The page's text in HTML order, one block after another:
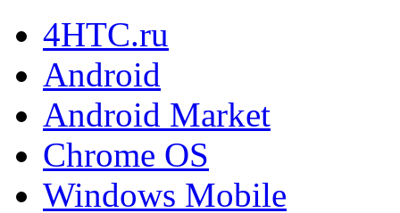
4HTC.ru
Android
Android Market
Chrome OS
Windows Mobile